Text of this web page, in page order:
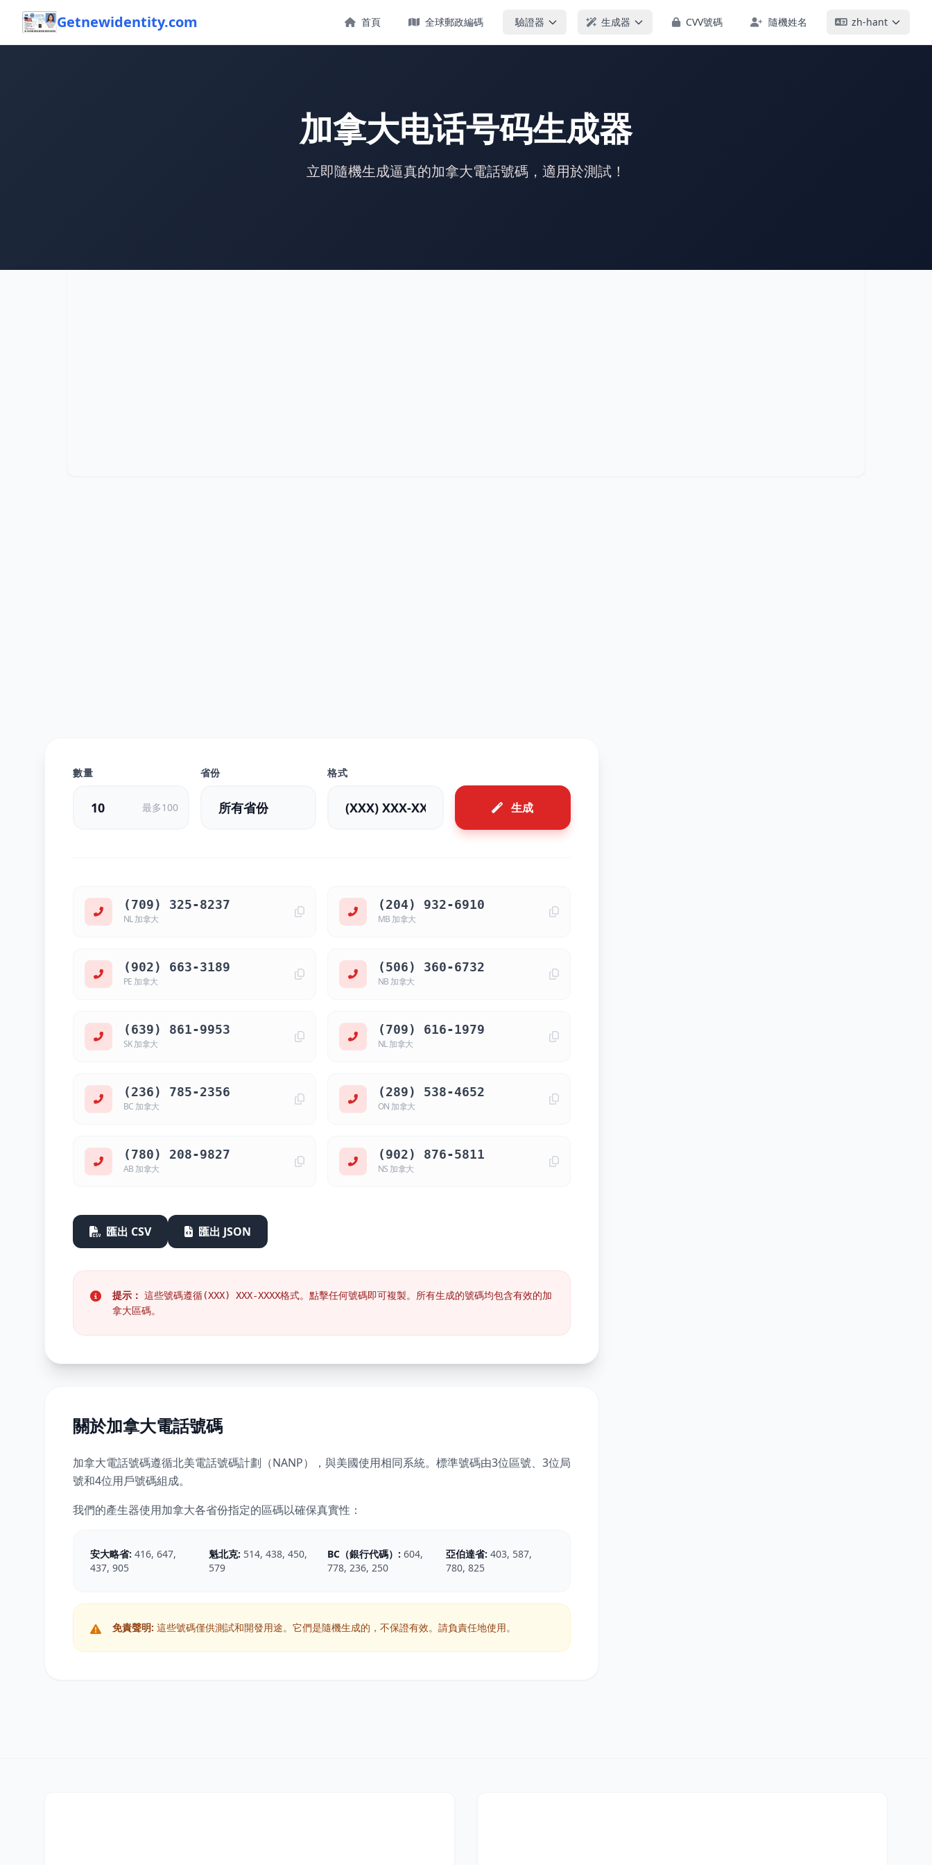
Getnewidentity.com 首頁 全球郵政編碼 驗證器 生成器 CVV號碼 隨機姓名 zh-hant
加拿大电话号码生成器
立即隨機生成逼真的加拿大電話號碼，適用於測試！
數量
最多100
省份 格式
生成
(709) 325-8237
NL 加拿大
(204) 932-6910
MB 加拿大
(902) 663-3189
PE 加拿大
(506) 360-6732
NB 加拿大
(639) 861-9953
SK 加拿大
(709) 616-1979
NL 加拿大
(236) 785-2356
BC 加拿大
(289) 538-4652
ON 加拿大
(780) 208-9827
AB 加拿大
(902) 876-5811
NS 加拿大
匯出 CSV 匯出 JSON
提示： 這些號碼遵循(XXX) XXX-XXXX格式。點擊任何號碼即可複製。所有生成的號碼均包含有效的加
拿大區碼。
關於加拿大電話號碼
加拿大電話號碼遵循北美電話號碼計劃（NANP），與美國使用相同系統。標準號碼由3位區號、3位局
號和4位用戶號碼組成。
我們的產生器使用加拿大各省份指定的區碼以確保真實性：
安大略省: 416, 647,
437, 905
魁北克: 514, 438, 450,
579
BC（銀行代碼）: 604,
778, 236, 250
亞伯達省: 403, 587,
780, 825
免責聲明: 這些號碼僅供測試和開發用途。它們是隨機生成的，不保證有效。請負責任地使用。